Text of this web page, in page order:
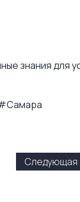
знания для
Следующая